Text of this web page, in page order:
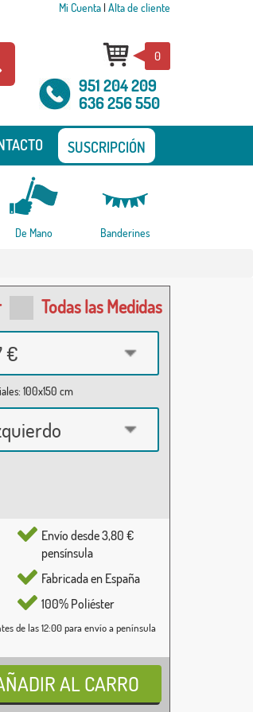
Mi Cuenta| Alta de cliente
0
951 204 209
636 256 550
SUSCRIPCIÓN
De Mano Banderines
Todas las Medidas
€
100x150 cm
Envío desde 3,80 €
pensínsula
Fabricada en España
100% Poliéster
de las 12:00 para envío a península